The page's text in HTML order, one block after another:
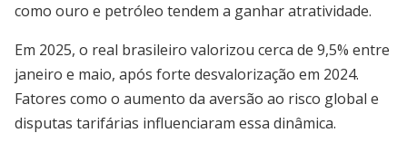
como ouro e petróleo tendem a ganhar atratividade.
Em 2025, o real brasileiro valorizou cerca de 9,5% entre
janeiro e maio, após forte desvalorização em 2024.
Fatores como o aumento da aversão ao risco global e
disputas tarifárias influenciaram essa dinâmica.